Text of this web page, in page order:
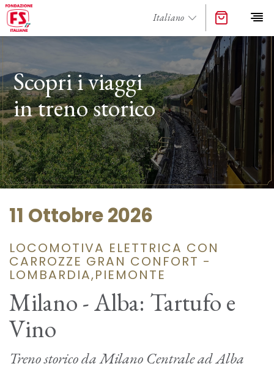
Scopri i viaggi
in treno storico
11 Ottobre 2026
LOCOMOTIVA ELETTRICA CON
CARROZZE GRAN CONFORT -
LOMBARDIA,PIEMONTE
Milano - Alba: Tartufo e
Vino
Treno storico da Milano Centrale ad Alba